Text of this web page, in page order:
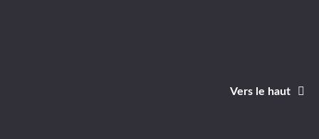
Vers le haut